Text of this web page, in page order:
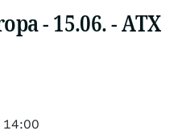
- 15.06. - ATX